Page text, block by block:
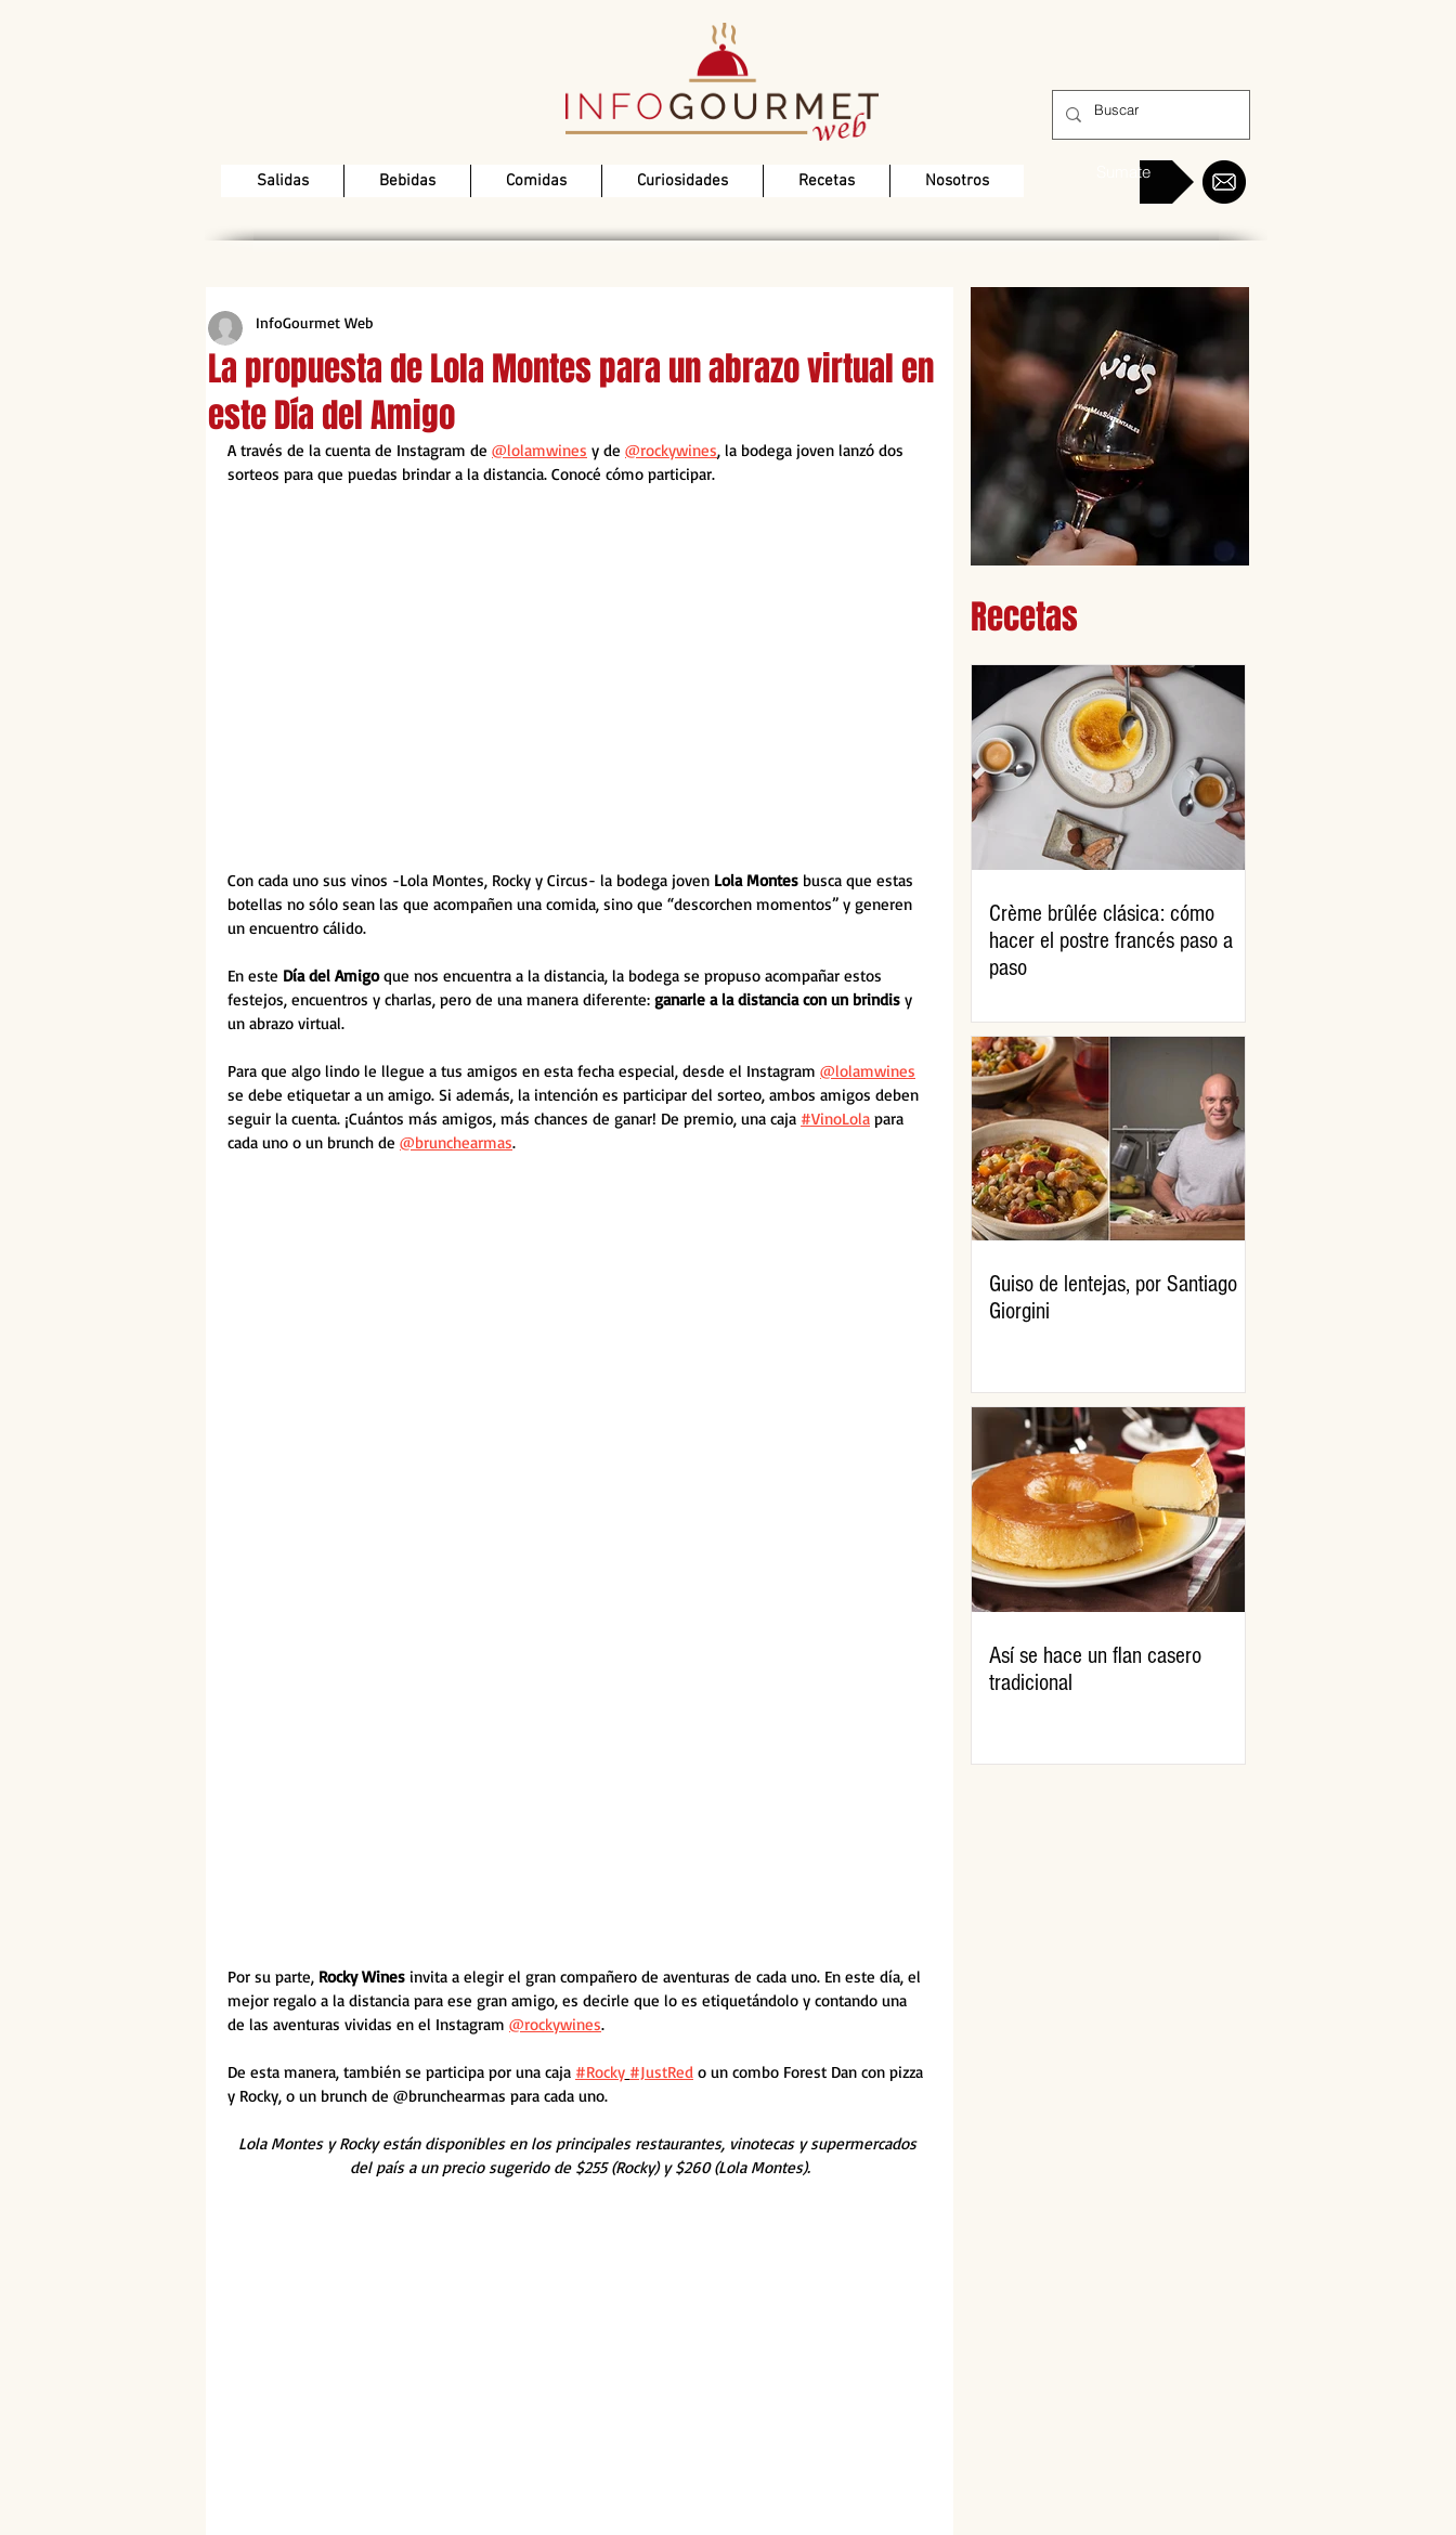
Salidas Bebidas Comidas Curiosidades Recetas Nosotros Sumate
La propuesta de Lola Montes para un abrazo virtual en
este Día del Amigo
InfoGourmet Web
A través de la cuenta de Instagram de @lolamwines y de @rockywines, la bodega joven lanzó dos
sorteos para que puedas brindar a la distancia. Conocé cómo participar.
Con cada uno sus vinos -Lola Montes, Rocky y Circus- la bodega joven Lola Montes busca que estas
botellas no sólo sean las que acompañen una comida, sino que “descorchen momentos” y generen
un encuentro cálido.
En este Día del Amigo que nos encuentra a la distancia, la bodega se propuso acompañar estos
festejos, encuentros y charlas, pero de una manera diferente: ganarle a la distancia con un brindis y
un abrazo virtual.
Para que algo lindo le llegue a tus amigos en esta fecha especial, desde el Instagram @lolamwines
se debe etiquetar a un amigo. Si además, la intención es participar del sorteo, ambos amigos deben
seguir la cuenta. ¡Cuántos más amigos, más chances de ganar! De premio, una caja #VinoLola para
cada uno o un brunch de @brunchearmas.
Por su parte, Rocky Wines invita a elegir el gran compañero de aventuras de cada uno. En este día, el
mejor regalo a la distancia para ese gran amigo, es decirle que lo es etiquetándolo y contando una
de las aventuras vividas en el Instagram @rockywines.
De esta manera, también se participa por una caja #Rocky #JustRed o un combo Forest Dan con pizza
y Rocky, o un brunch de @brunchearmas para cada uno.
Lola Montes y Rocky están disponibles en los principales restaurantes, vinotecas y supermercados
del país a un precio sugerido de $255 (Rocky) y $260 (Lola Montes).
Recetas
Crème brûlée clásica: cómo
hacer el postre francés paso a
paso
Guiso de lentejas, por Santiago
Giorgini
Así se hace un flan casero
tradicional